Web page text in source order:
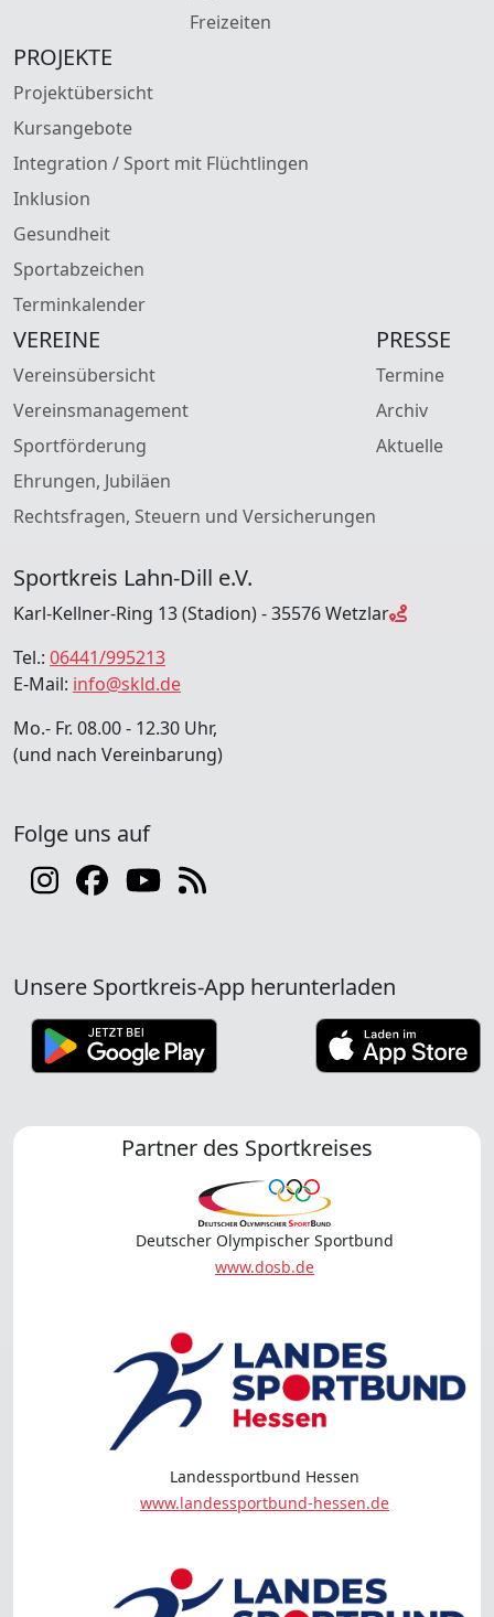
Freizeiten
PROJEKTE
Projektübersicht
Kursangebote
Integration / Sport mit Flüchtlingen
Inklusion
Gesundheit
Sportabzeichen
Terminkalender
VEREINE
Vereinsübersicht
Vereinsmanagement
Sportförderung
Ehrungen, Jubiläen
Rechtsfragen, Steuern und Versicherungen
PRESSE
Termine
Archiv
Aktuelle
Sportkreis Lahn-Dill e.V.
Karl-Kellner-Ring 13 (Stadion) - 35576 Wetzlar
Tel.: 06441/995213
E-Mail: info@skld.de
Mo.- Fr. 08.00 - 12.30 Uhr,
(und nach Vereinbarung)
Folge uns auf
Unsere Sportkreis-App herunterladen
Partner des Sportkreises
Deutscher Olympischer Sportbund
www.dosb.de
Landessportbund Hessen
www.landessportbund-hessen.de